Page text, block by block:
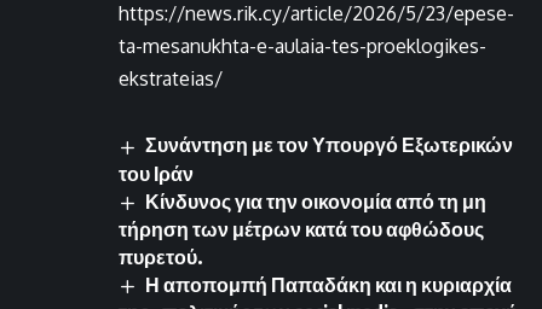
https://news.rik.cy/article/2026/5/23/epese-
ta-mesanukhta-e-aulaia-tes-proeklogikes-
ekstrateias/
Συνάντηση με τον Υπουργό Εξωτερικών
του Ιράν
Κίνδυνος για την οικονομία από τη μη
τήρηση των μέτρων κατά του αφθώδους
πυρετού.
Η αποπομπή Παπαδάκη και η κυριαρχία